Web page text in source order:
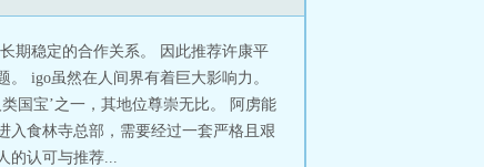
期稳定的合作关系。 因此推荐许康平
igo虽然在人间界有着巨大影响力。
国宝’之一，其地位尊崇无比。 阿虏能
入食林寺总部，需要经过一套严格且艰
的认可与推荐...